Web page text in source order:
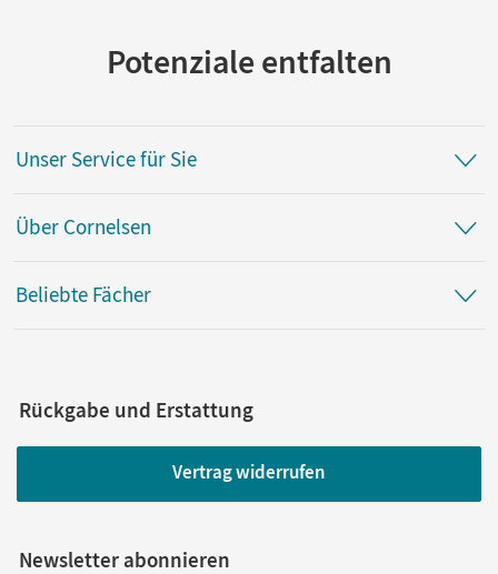
Potenziale entfalten
Unser Service für Sie
Über Cornelsen
Beliebte Fächer
Rückgabe und Erstattung
Vertrag widerrufen
Newsletter abonnieren